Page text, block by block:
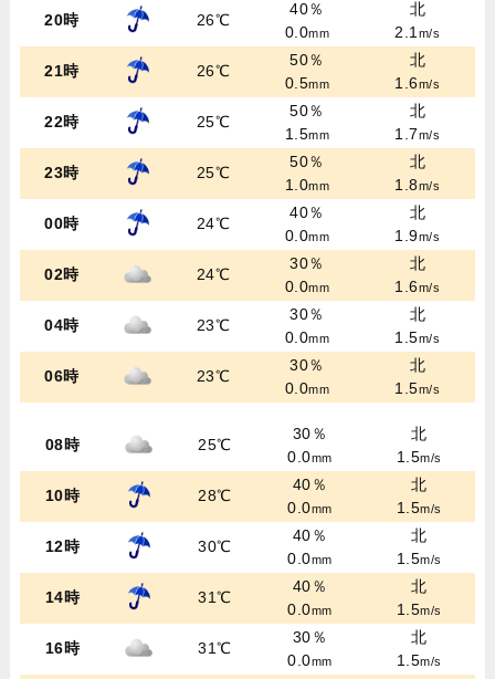
20時 26℃
40％
0.0mm
北
2.1m/s
21時 26℃
50％
0.5mm
北
1.6m/s
22時 25℃
50％
1.5mm
北
1.7m/s
23時 25℃
50％
1.0mm
北
1.8m/s
00時 24℃
40％
0.0mm
北
1.9m/s
02時 24℃
30％
0.0mm
北
1.6m/s
04時 23℃
30％
0.0mm
北
1.5m/s
06時 23℃
30％
0.0mm
北
1.5m/s
08時 25℃
30％
0.0mm
北
1.5m/s
10時 28℃
40％
0.0mm
北
1.5m/s
12時 30℃
40％
0.0mm
北
1.5m/s
14時 31℃
40％
0.0mm
北
1.5m/s
16時 31℃
30％
0.0mm
北
1.5m/s